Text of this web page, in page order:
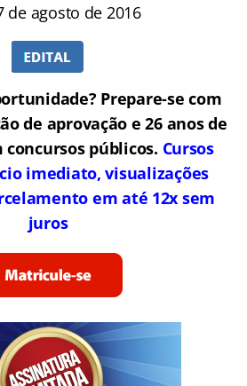
de agosto de 2016
Prepare-se com
de aprovação e 26 anos de
públicos. Cursos
imediato, visualizações
em até 12x sem
juros